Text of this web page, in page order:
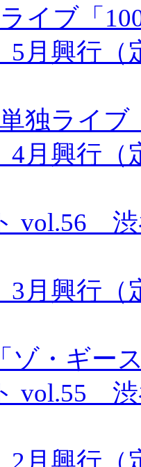
イブ「
5月興行
独ライブ
4月興行
vol.56
3月興行
ゾ・ギー
vol.55
2月興行